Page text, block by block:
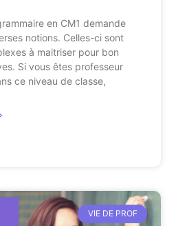
en CM1 demande
notions. Celles-ci sont
à maitriser pour bon
Si vous êtes professeur
ce niveau de classe,
VIE DE PROF